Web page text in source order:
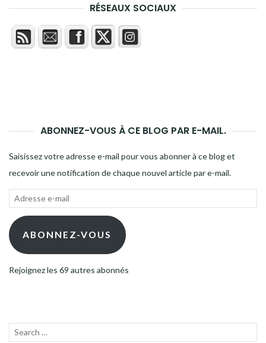
RÉSEAUX SOCIAUX
ABONNEZ-VOUS À CE BLOG PAR E-MAIL.
Saisissez votre adresse e-mail pour vous abonner à ce blog et
recevoir une notification de chaque nouvel article par e-mail.
Adresse
mail ABONNEZ-VOUS
Rejoignez les 69 autres abonnés
Recherche